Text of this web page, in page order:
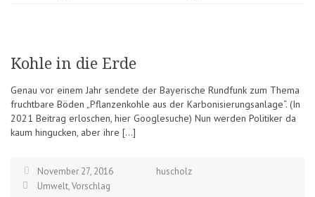
Kohle in die Erde
Genau vor einem Jahr sendete der Bayerische Rundfunk zum Thema
fruchtbare Böden „Pflanzenkohle aus der Karbonisierungsanlage“. (In
2021 Beitrag erloschen, hier Googlesuche) Nun werden Politiker da
kaum hingucken, aber ihre […]
November 27, 2016
huscholz
Umwelt,Vorschlag